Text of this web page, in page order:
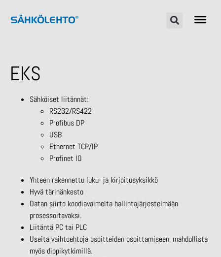
EKS
Sähköiset liitännät:
RS232/RS422
Profibus DP
USB
Ethernet TCP/IP
Profinet IO
Yhteen rakennettu luku- ja kirjoitusyksikkö
Hyvä tärinänkesto
Datan siirto koodiavaimelta hallintajärjestelmään
prosessoitavaksi.
Liitäntä PC tai PLC
Useita vaihtoehtoja osoitteiden osoittamiseen, mahdollista
myös dippikytkimillä.